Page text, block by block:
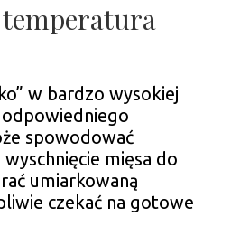
w bardzo wysokiej
spowodować
mięsa do
umiarkowaną
czekać na gotowe